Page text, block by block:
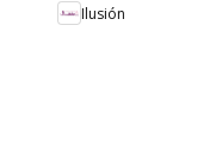
Ilusión